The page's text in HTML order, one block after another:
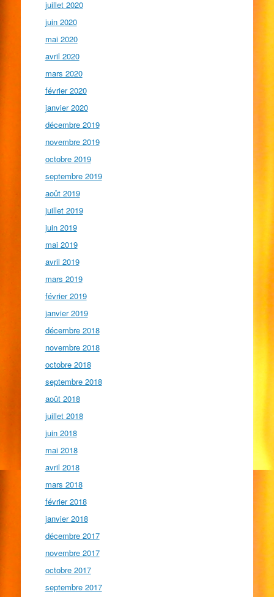
juillet 2020
juin 2020
mai 2020
avril 2020
mars 2020
février 2020
janvier 2020
décembre 2019
novembre 2019
octobre 2019
septembre 2019
août 2019
juillet 2019
juin 2019
mai 2019
avril 2019
mars 2019
février 2019
janvier 2019
décembre 2018
novembre 2018
octobre 2018
septembre 2018
août 2018
juillet 2018
juin 2018
mai 2018
avril 2018
mars 2018
février 2018
janvier 2018
décembre 2017
novembre 2017
octobre 2017
septembre 2017